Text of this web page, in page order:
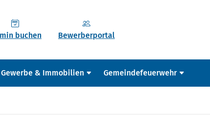
buchen Bewerberportal
Gewerbe & Immobilien Gemeindefeuerwehr